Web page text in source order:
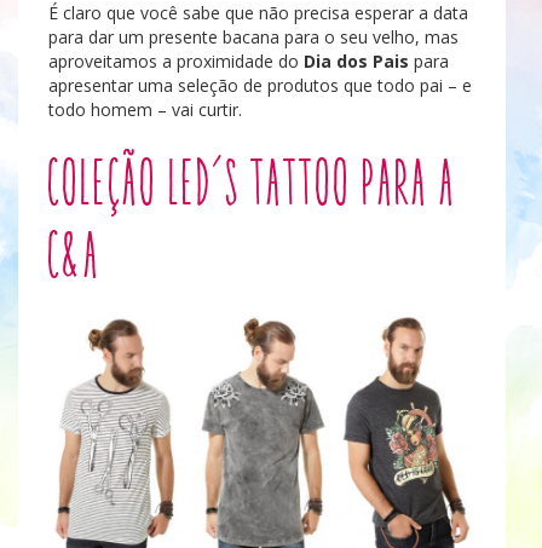
É claro que você sabe que não precisa esperar a data
para dar um presente bacana para o seu velho, mas
aproveitamos a proximidade do Dia dos Pais para
apresentar uma seleção de produtos que todo pai – e
todo homem – vai curtir.
Coleção Led’s Tattoo para a
C&A